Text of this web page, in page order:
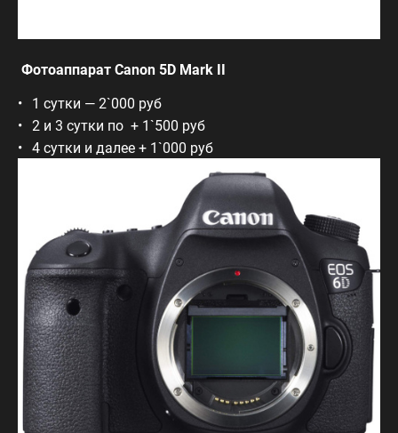
Фотоаппарат Canon 5D Mark II
1 сутки — 2`000 руб
2 и 3 сутки по + 1`500 руб
4 сутки и далее + 1`000 руб